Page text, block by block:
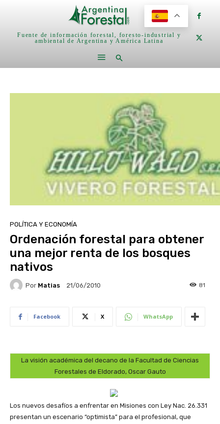
Fuente de información forestal, foresto-industrial y
ambiental de Argentina y América Latina
POLÍTICA Y ECONOMÍA
Ordenación forestal para obtener
una mejor renta de los bosques
nativos
Por Matias 21/06/2010 81
Facebook X WhatsApp
La visión académica del decano de la Facultad de Ciencias
Forestales de Eldorado, Oscar Gauto
Los nuevos desafíos a enfrentar en Misiones con Ley Nac. 26.331
presentan un escenario “optimista” para el profesional, que